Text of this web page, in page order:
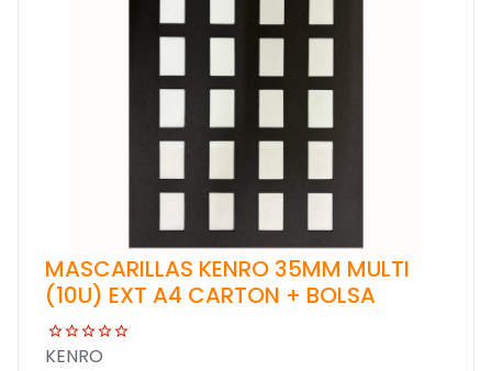
MASCARILLAS KENRO 35MM MULTI
(10U) EXT A4 CARTON + BOLSA
KENRO